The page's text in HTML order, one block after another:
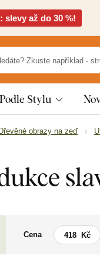
slevy až do 30 %!
Podle Stylu
Dřevěné obrazy na zeď
Cena
Motiv